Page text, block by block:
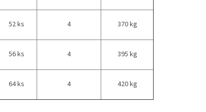
52 ks 4 370 kg
56 ks 4 395 kg
64 ks 4 420 kg